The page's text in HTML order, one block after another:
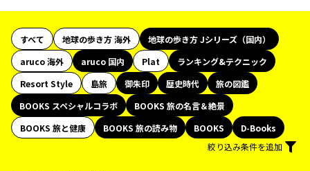
すべて 地球の歩き方 海外
地球の歩き方 Jシリーズ（国内）
aruco 海外
aruco 国内 Plat
ランキング&テクニック
Resort Style
島旅 御朱印 歴史時代
旅の図鑑
BOOKS スペシャルコラボ
BOOKS 旅の名言＆絶景
BOOKS 旅と健康
BOOKS 旅の読み物 BOOKS
D-Books
絞り込み条件を追加